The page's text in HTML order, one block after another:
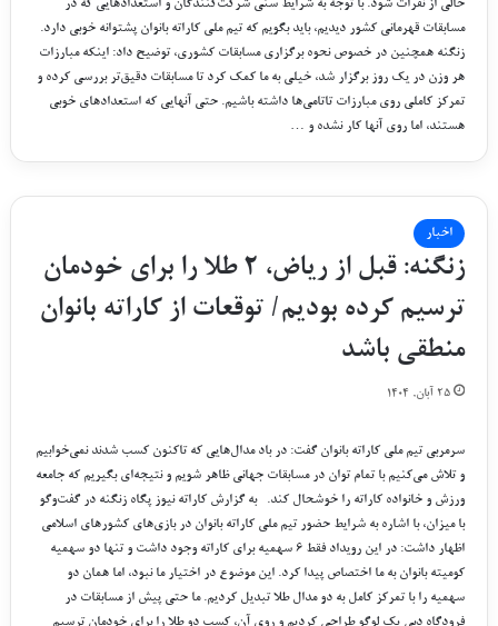
خالی از نفرات شود. با توجه به شرایط سنی شرکت‌کنندگان و استعدادهایی که در
مسابقات قهرمانی کشور دیدیم، باید بگویم که تیم ملی کاراته بانوان پشتوانه خوبی دارد.
زنگنه همچنین در خصوص نحوه برگزاری مسابقات کشوری، توضیح داد: اینکه مبارزات
هر وزن در یک روز برگزار شد، خیلی به ما کمک کرد تا مسابقات دقیق‌تر بررسی کرده و
تمرکز کاملی روی مبارزات تاتامی‌ها داشته باشیم. حتی آنهایی که استعدادهای خوبی
هستند، اما روی آنها کار نشده و …
اخبار
زنگنه: قبل از ریاض، ۲ طلا را برای خودمان
ترسیم کرده بودیم/ توقعات از کاراته بانوان
منطقی باشد
۲۵ آبان, ۱۴۰۴
سرمربی تیم ملی کاراته بانوان گفت: در باد مدال‌هایی که تاکنون کسب شدند نمی‌خوابیم
و تلاش می‌کنیم با تمام توان در مسابقات جهانی ظاهر شویم و نتیجه‌ای بگیریم که جامعه
ورزش و خانواده کاراته را خوشحال کند. به گزارش کاراته نیوز پگاه زنگنه در گفت‌و‌گو
با میزان، با اشاره به شرایط حضور تیم ملی کاراته بانوان در بازی‌های کشور‌های اسلامی
اظهار داشت: در این رویداد فقط ۶ سهمیه برای کاراته وجود داشت و تنها دو سهمیه
کومیته بانوان به ما اختصاص پیدا کرد. این موضوع در اختیار ما نبود، اما همان دو
سهمیه را با تمرکز کامل به دو مدال طلا تبدیل کردیم. ما حتی پیش از مسابقات در
فرودگاه دبی یک لوگو طراحی کردیم و روی آن، کسب دو طلا را برای خودمان ترسیم